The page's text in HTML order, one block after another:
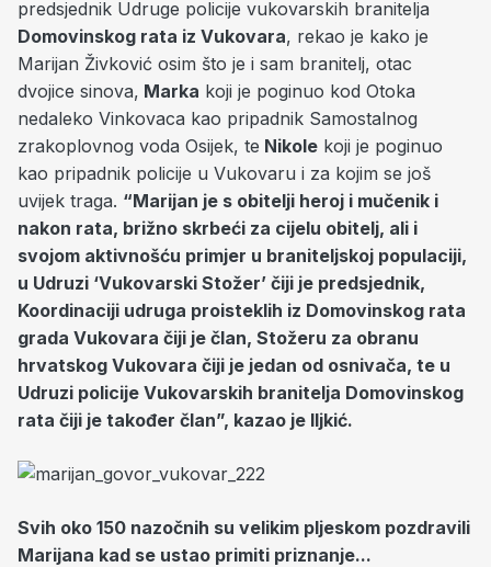
predsjednik Udruge policije vukovarskih branitelja
Domovinskog rata iz Vukovara, rekao je kako je
Marijan Živković osim što je i sam branitelj, otac
dvojice sinova, Marka koji je poginuo kod Otoka
nedaleko Vinkovaca kao pripadnik Samostalnog
zrakoplovnog voda Osijek, te Nikole koji je poginuo
kao pripadnik policije u Vukovaru i za kojim se još
uvijek traga. “Marijan je s obitelji heroj i mučenik i
nakon rata, brižno skrbeći za cijelu obitelj, ali i
svojom aktivnošću primjer u braniteljskoj populaciji,
u Udruzi ‘Vukovarski Stožer’ čiji je predsjednik,
Koordinaciji udruga proisteklih iz Domovinskog rata
grada Vukovara čiji je član, Stožeru za obranu
hrvatskog Vukovara čiji je jedan od osnivača, te u
Udruzi policije Vukovarskih branitelja Domovinskog
rata čiji je također član”, kazao je Iljkić.
Svih oko 150 nazočnih su velikim pljeskom pozdravili
Marijana kad se ustao primiti priznanje...